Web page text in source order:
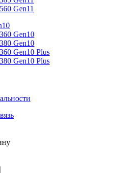
Gen11
Gen10
Gen10
Gen10 Plus
Gen10 Plus